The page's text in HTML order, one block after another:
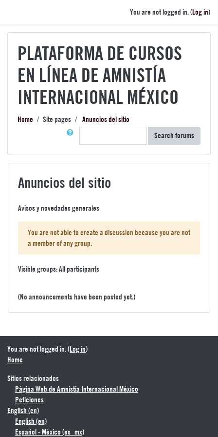
You are not logged in. (Log in)
PLATAFORMA DE CURSOS
EN LÍNEA DE AMNISTÍA
INTERNACIONAL MÉXICO
Home Site pages
Anuncios del sitio
Search
Search forums
Anuncios del sitio
Avisos y novedades generales
You are not able to create a discussion because you are not
a member of any group.
Visible groups: All participants
(No announcements have been posted yet.)
You are not logged in. (Log in)
Home
Sitios relacionados
Página Web de Amnistía Internacional México
Peticiones
English ‎(en)‎
English ‎(en)‎
Español - México ‎(es_mx)‎